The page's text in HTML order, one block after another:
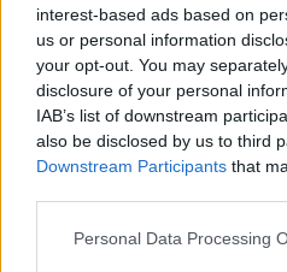
interest-based ads based on
us or personal information
your opt-out. You may
disclosure of your personal
IAB’s list of downstream
also be disclosed by us to third
Downstream Participants that
Please note that this website/
Personal Data Processing
na barra de extensão do
carteira com sua senha. Você
depois.Aí vem a etapa de
tela você verá uma lista de
aparecem depois de clicar em
você pode até considerar